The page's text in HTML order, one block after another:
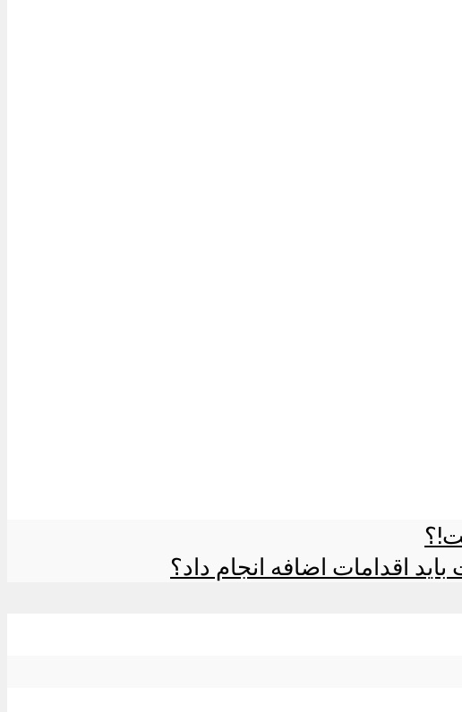
اقدامات اضافه انجام داد؟